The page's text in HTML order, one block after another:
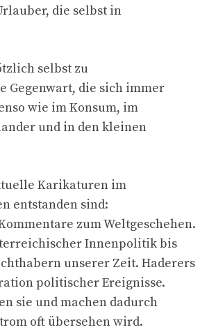
die selbst in
selbst zu
Gegenwart, die sich immer
wie im Konsum, im
und in den kleinen
Karikaturen im
entstanden sind:
zum Weltgeschehen.
Innenpolitik bis
unserer Zeit. Haderers
politischer Ereignisse.
sie und machen dadurch
oft übersehen wird.